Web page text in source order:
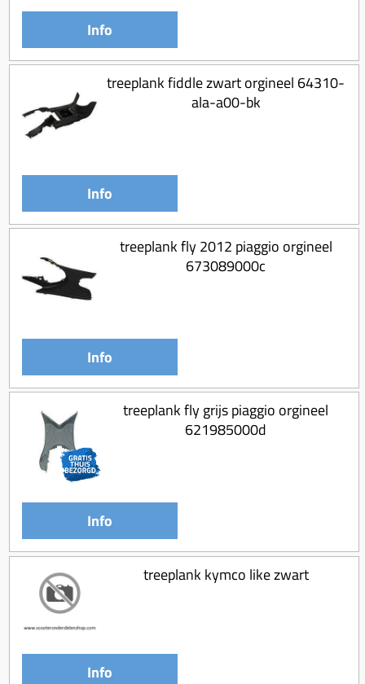
Info
treeplank fiddle zwart orgineel 64310-
ala-a00-bk
Info
treeplank fly 2012 piaggio orgineel
673089000c
Info
treeplank fly grijs piaggio orgineel
621985000d
Info
treeplank kymco like zwart
Info